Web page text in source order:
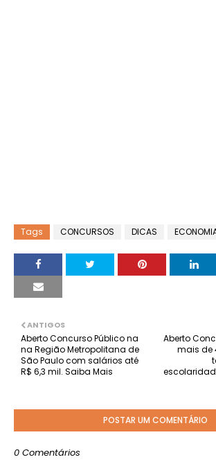
Tags CONCURSOS DICAS
Aberto
mais de
ANTIGOS
Aberto Concurso Público na
na Região Metropolitana de
São Paulo com salários até
R$ 6,3 mil. Saiba Mais
POSTAR UM COMENTÁRIO
0 Comentários